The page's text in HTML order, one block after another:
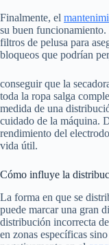
Finalmente, el
su buen
filtros de pelusa para
bloqueos que podrían
conseguir que la
toda la ropa salga
medida de una
cuidado de la máquina.
rendimiento del
vida útil.
Cómo influye la
La forma en que se
puede marcar una gran
distribución incorrecta
en zonas específicas